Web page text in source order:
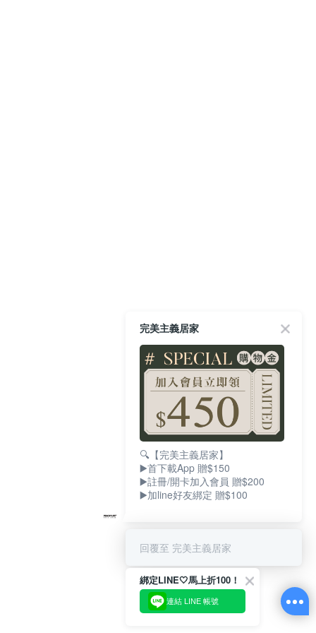
完美主義居家
🔍【完美主義居家】
▶️首下載App 贈$150
▶️註冊/開卡加入會員 贈$200
▶️加line好友綁定 贈$100
回覆至 完美主義居家
綁定LINE🤍馬上折100！
連結 LINE 帳號